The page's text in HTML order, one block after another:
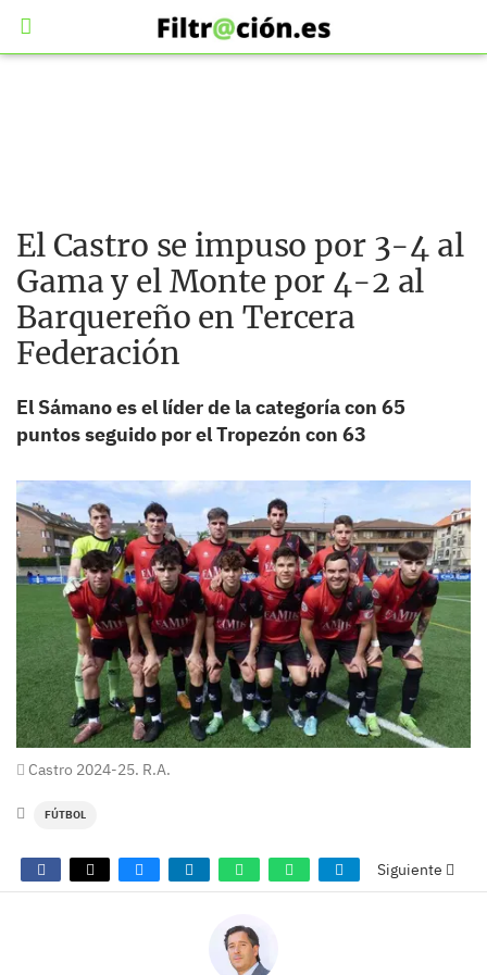
El Castro se impuso por 3-4 al
Gama y el Monte por 4-2 al
Barquereño en Tercera
Federación
El Sámano es el líder de la categoría con 65
puntos seguido por el Tropezón con 63
Castro 2024-25. R.A.
FÚTBOL
Siguiente